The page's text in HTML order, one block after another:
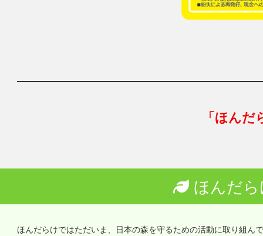
「ほん
ほんだら
ほんだらけではただいま、日本の森を守るための活動に取り組ん